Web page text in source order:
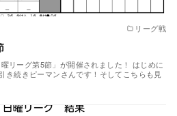
リーグ戦
リーグ第5節」が開催されました！ はじめに
き続きピーマンさんです！そしてこちらも見